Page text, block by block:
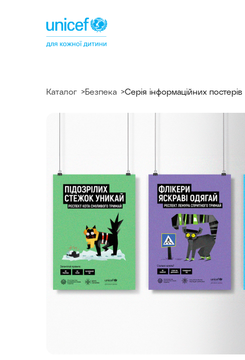
ЮНІСЕФ
Каталог Безпека Серія інформаційних